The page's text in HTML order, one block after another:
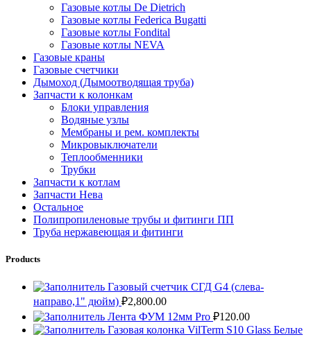
Газовые котлы De Dietrich
Газовые котлы Federica Bugatti
Газовые котлы Fondital
Газовые котлы NEVA
Газовые краны
Газовые счетчики
Дымоход (Дымоотводящая труба)
Запчасти к колонкам
Блоки управления
Водяные узлы
Мембраны и рем. комплекты
Микровыключатели
Теплообменники
Трубки
Запчасти к котлам
Запчасти Нева
Остальное
Полипропиленовые трубы и фитинги ПП
Труба нержавеющая и фитинги
Products
Газовый счетчик СГД G4 (слева-
направо,1" дюйм) ₽2,800.00
Лента ФУМ 12мм Pro ₽120.00
Газовая колонка VilTerm S10 Glass Белые